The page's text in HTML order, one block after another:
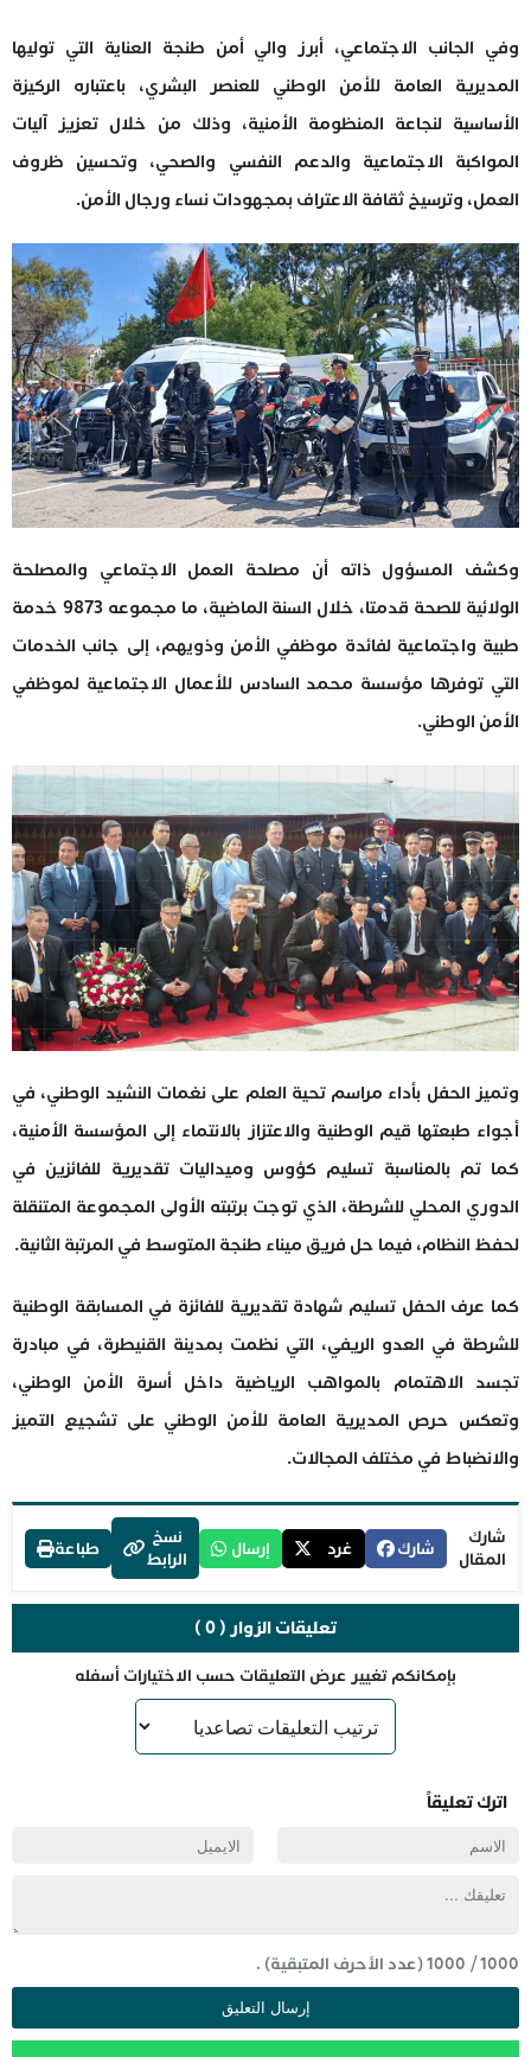
وفي الجانب الاجتماعي، أبرز والي أمن طنجة العناية التي توليها
المديرية العامة للأمن الوطني للعنصر البشري، باعتباره الركيزة
الأساسية لنجاعة المنظومة الأمنية، وذلك من خلال تعزيز آليات
المواكبة الاجتماعية والدعم النفسي والصحي، وتحسين ظروف
العمل، وترسيخ ثقافة الاعتراف بمجهودات نساء ورجال الأمن.
وكشف المسؤول ذاته أن مصلحة العمل الاجتماعي والمصلحة
الولائية للصحة قدمتا، خلال السنة الماضية، ما مجموعه 9873 خدمة
طبية واجتماعية لفائدة موظفي الأمن وذويهم، إلى جانب الخدمات
التي توفرها مؤسسة محمد السادس للأعمال الاجتماعية لموظفي
الأمن الوطني.
وتميز الحفل بأداء مراسم تحية العلم على نغمات النشيد الوطني، في
أجواء طبعتها قيم الوطنية والاعتزاز بالانتماء إلى المؤسسة الأمنية،
كما تم بالمناسبة تسليم كؤوس وميداليات تقديرية للفائزين في
الدوري المحلي للشرطة، الذي توجت برتبته الأولى المجموعة المتنقلة
لحفظ النظام، فيما حل فريق ميناء طنجة المتوسط في المرتبة الثانية.
كما عرف الحفل تسليم شهادة تقديرية للفائزة في المسابقة الوطنية
للشرطة في العدو الريفي، التي نظمت بمدينة القنيطرة، في مبادرة
تجسد الاهتمام بالمواهب الرياضية داخل أسرة الأمن الوطني،
وتعكس حرص المديرية العامة للأمن الوطني على تشجيع التميز
والانضباط في مختلف المجالات.
شارك
المقال
شارك غرد إرسال
نسخ
الرابط
طباعة
تعليقات الزوار ( 0 )
بإمكانكم تغيير عرض التعليقات حسب الاختيارات أسفله
اترك تعليقاً
1000
/
1000(عدد الأحرف المتبقية) .